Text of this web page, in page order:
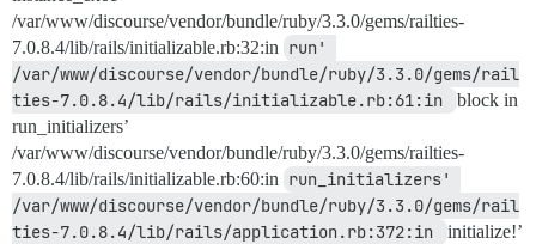
/var/www/discourse/vendor/bundle/ruby/3.3.0/gems/railties-
7.0.8.4/lib/rails/initializable.rb:32:in run'
/var/www/discourse/vendor/bundle/ruby/3.3.0/gems/rail
ties-7.0.8.4/lib/rails/initializable.rb:61:in
block in
run_initializers’
/var/www/discourse/vendor/bundle/ruby/3.3.0/gems/railties-
7.0.8.4/lib/rails/initializable.rb:60:in run_initializers'
/var/www/discourse/vendor/bundle/ruby/3.3.0/gems/rail
ties-7.0.8.4/lib/rails/application.rb:372:in
initialize!’